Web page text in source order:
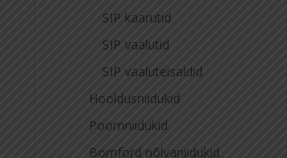
SIP kaarutid
SIP vaalutid
SIP vaaluteisaldid
Hooldusniidukid
Poomniidukid
Bomford nõlvaniidukid